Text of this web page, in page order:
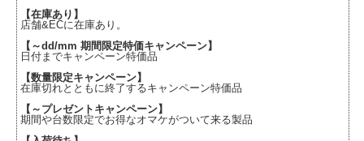
【在庫あり】
店舗&ECに在庫あり。
【～dd/mm 期間限定特価キャンペーン】
日付までキャンペーン特価品
【数量限定キャンペーン】
在庫切れとともに終了するキャンペーン特価品
【～プレゼントキャンペーン】
期間や台数限定でお得なオマケがついて来る製品